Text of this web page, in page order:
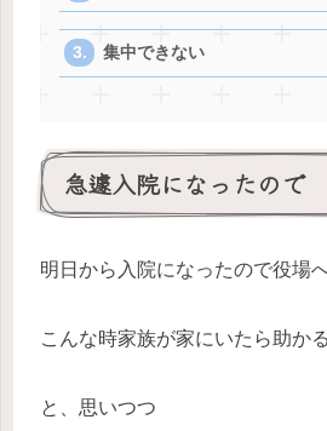
集中できない
急遽入院になったので
明日から入院になったので役場へ
こんな時家族が家にいたら助か
と、思いつつ